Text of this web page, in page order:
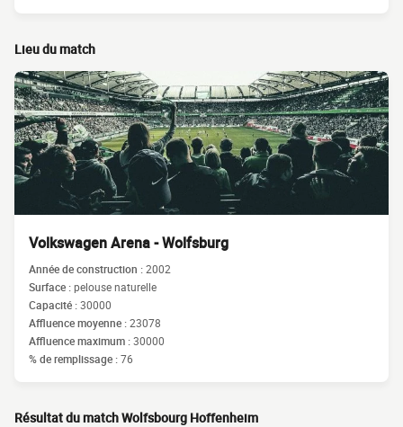
Lieu du match
Volkswagen Arena - Wolfsburg
Année de construction :2002
Surface :pelouse naturelle
Capacité :30000
Affluence moyenne :23078
Affluence maximum :30000
% de remplissage :76
Résultat du match Wolfsbourg Hoffenheim